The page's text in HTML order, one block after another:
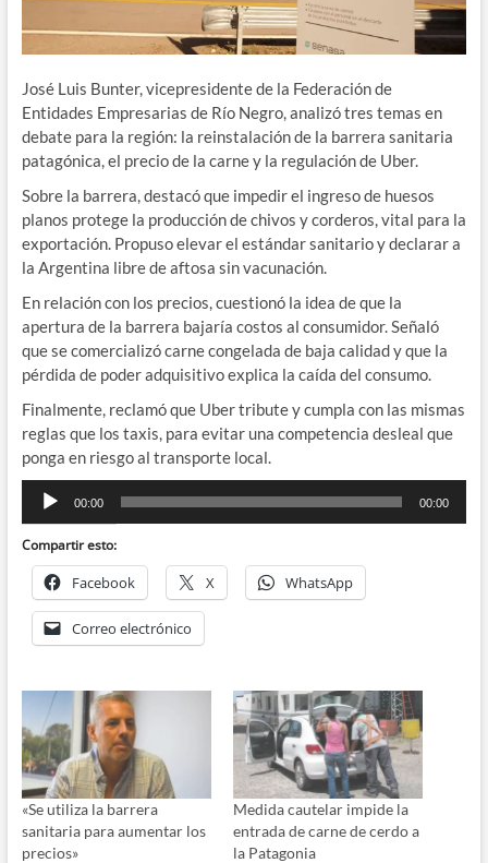
José Luis Bunter, vicepresidente de la Federación de
Entidades Empresarias de Río Negro, analizó tres temas en
debate para la región: la reinstalación de la barrera sanitaria
patagónica, el precio de la carne y la regulación de Uber.
Sobre la barrera, destacó que impedir el ingreso de huesos
planos protege la producción de chivos y corderos, vital para la
exportación. Propuso elevar el estándar sanitario y declarar a
la Argentina libre de aftosa sin vacunación.
En relación con los precios, cuestionó la idea de que la
apertura de la barrera bajaría costos al consumidor. Señaló
que se comercializó carne congelada de baja calidad y que la
pérdida de poder adquisitivo explica la caída del consumo.
Finalmente, reclamó que Uber tribute y cumpla con las mismas
reglas que los taxis, para evitar una competencia desleal que
ponga en riesgo al transporte local.
Reproductor
audio
00:00 00:00
Compartir esto:
Facebook X WhatsApp
Correo electrónico
«Se utiliza la barrera
sanitaria para aumentar los
precios»
Medida cautelar impide la
entrada de carne de cerdo a
la Patagonia